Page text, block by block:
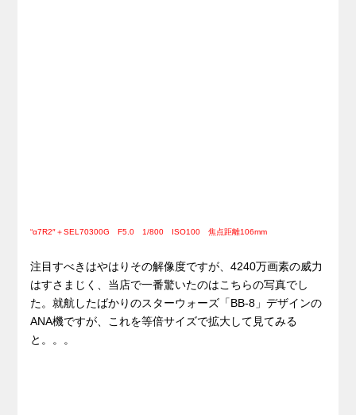
“α7R2″＋SEL70300G F5.0 1/800 ISO100 焦点距離106mm
注目すべきはやはりその解像度ですが、4240万画素の威力
はすさまじく、当店で一番驚いたのはこちらの写真でし
た。就航したばかりのスターウォーズ「BB-8」デザインの
ANA機ですが、これを等倍サイズで拡大して見てみる
と。。。